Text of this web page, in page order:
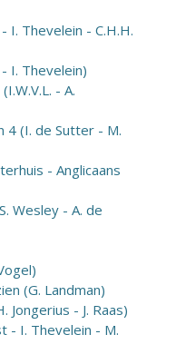
Thevelein - C.H.H.
I. Thevelein)
- A.
(I. de Sutter - M.
- Anglicaans
Wesley - A. de
(G. Landman)
Jongerius - J. Raas)
- I. Thevelein - M.